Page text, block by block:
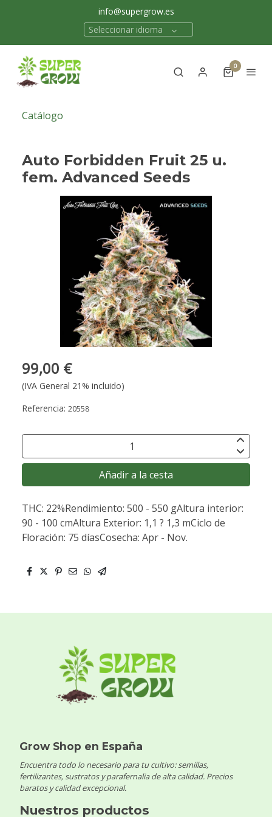
info@supergrow.es
Seleccionar idioma
0
Catálogo
Auto Forbidden Fruit 25 u.
fem. Advanced Seeds
99,00 €
(IVA General 21% incluido)
Referencia: 20558
Añadir a la cesta
THC: 22%Rendimiento: 500 - 550 gAltura interior:
90 - 100 cmAltura Exterior: 1,1 ? 1,3 mCiclo de
Floración: 75 díasCosecha: Apr - Nov.
Grow Shop en España
Encuentra todo lo necesario para tu cultivo: semillas,
fertilizantes, sustratos y parafernalia de alta calidad. Precios
baratos y calidad excepcional.
Nuestros productos